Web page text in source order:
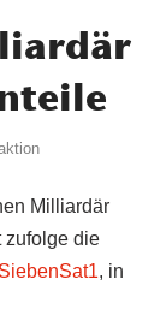
Milliardär
zufolge die
, in